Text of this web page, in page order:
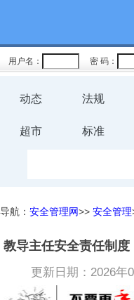
用户名： 密 码：
动态 法规
超市 标准
导航： 安全管理网>> 安全管理
教导主任安全责任制度
更新日期：2026